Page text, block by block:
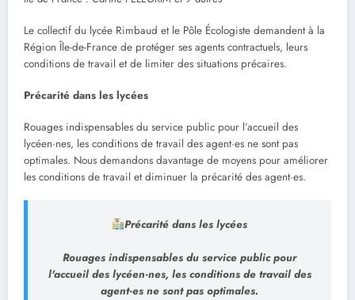
Le collectif du lycée Rimbaud et le Pôle Écologiste demandent à la
Région Île-de-France de protéger ses agents contractuels, leurs
conditions de travail et de limiter des situations précaires.
Précarité dans les lycées
Rouages indispensables du service public pour l’accueil des
lycéen·nes, les conditions de travail des agent·es ne sont pas
optimales. Nous demandons davantage de moyens pour améliorer
les conditions de travail et diminuer la précarité des agent·es.
Précarité dans les lycées
Rouages indispensables du service public pour
l'accueil des lycéen·nes, les conditions de travail des
agent·es ne sont pas optimales.